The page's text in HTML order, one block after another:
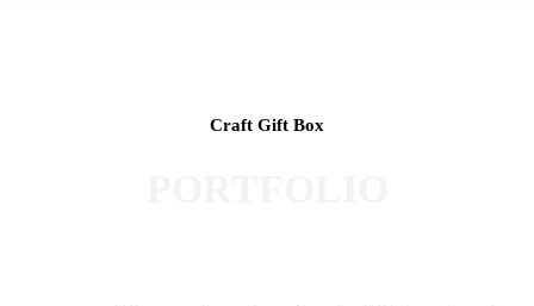
Craft Gift Box